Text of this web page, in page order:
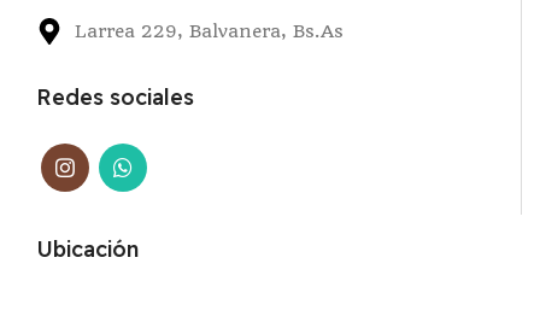
Larrea 229, Balvanera, Bs.As
Redes sociales
Ubicación